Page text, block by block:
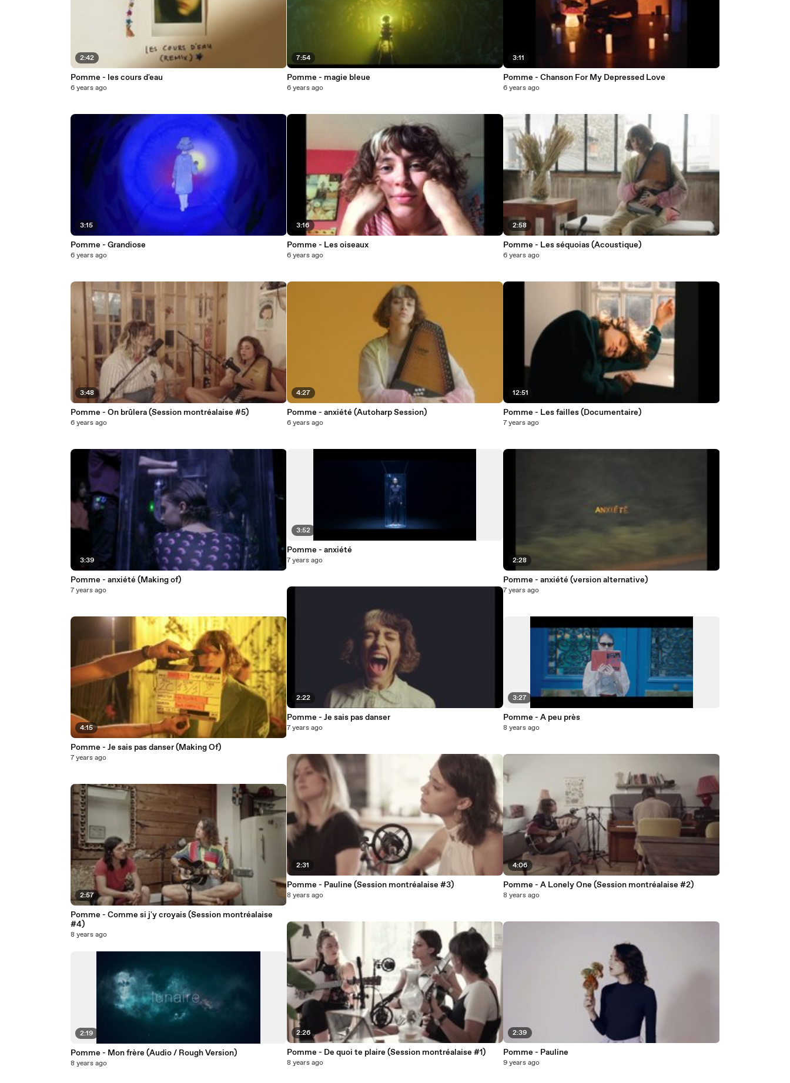
2:42
Pomme - les cours d'eau
6 years ago
3:15
Pomme - Grandiose
6 years ago
3:48
Pomme - On brûlera (Session montréalaise #5)
6 years ago
3:39
Pomme - anxiété (Making of)
7 years ago
4:15
Pomme - Je sais pas danser (Making Of)
7 years ago
2:57
Pomme - Comme si j'y croyais (Session montréalaise
#4)
8 years ago
2:19
Pomme - Mon frère (Audio / Rough Version)
8 years ago
7:54
Pomme - magie bleue
6 years ago
3:16
Pomme - Les oiseaux
6 years ago
4:27
Pomme - anxiété (Autoharp Session)
6 years ago
3:52
Pomme - anxiété
7 years ago
2:22
Pomme - Je sais pas danser
7 years ago
2:31
Pomme - Pauline (Session montréalaise #3)
8 years ago
2:26
Pomme - De quoi te plaire (Session montréalaise #1)
8 years ago
3:11
Pomme - Chanson For My Depressed Love
6 years ago
2:58
Pomme - Les séquoias (Acoustique)
6 years ago
12:51
Pomme - Les failles (Documentaire)
7 years ago
2:28
Pomme - anxiété (version alternative)
7 years ago
3:27
Pomme - A peu près
8 years ago
4:06
Pomme - A Lonely One (Session montréalaise #2)
8 years ago
2:39
Pomme - Pauline
9 years ago